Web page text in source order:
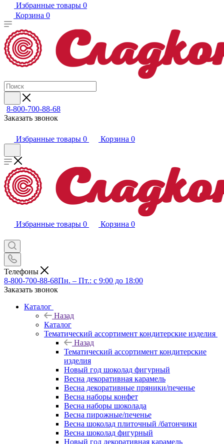
Избранные товары 0
Корзина 0
8-800-700-88-68
Заказать звонок
Избранные товары 0 Корзина 0
Избранные товары 0 Корзина 0
Телефоны
8-800-700-88-68Пн. – Пт.: с 9:00 до 18:00
Заказать звонок
Каталог
Назад
Каталог
Тематический ассортимент кондитерские изделия
Назад
Тематический ассортимент кондитерские
изделия
Новый год шоколад фигурный
Весна декоративная карамель
Весна декоративные пряники/печенье
Весна наборы конфет
Весна наборы шоколада
Весна пирожные/печенье
Весна шоколад плиточный /батончики
Весна шоколад фигурный
Новый год декоративная карамель